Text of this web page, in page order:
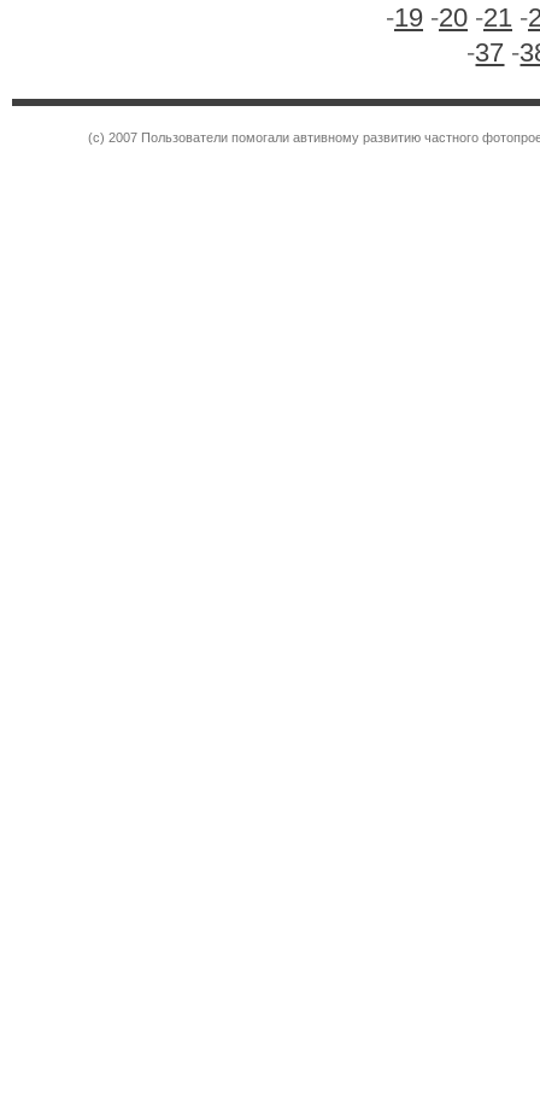
-19 -20 -21 -
-37 -
(c) 2007 Пользователи помогали автивному развитию частного